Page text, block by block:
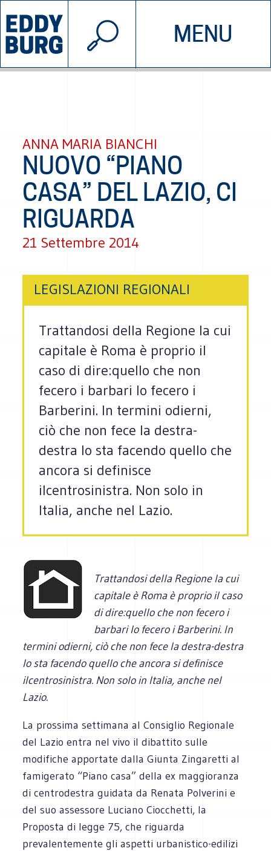
MENU
INIZIATIVE CHI SIAMO
© 2026 EDDYBURG
ANNA MARIA BIANCHI
NUOVO “PIANO
CASA” DEL LAZIO, CI
RIGUARDA
21 Settembre 2014
LEGISLAZIONI REGIONALI
Trattandosi della Regione la cui
capitale è Roma è proprio il
caso di dire:quello che non
fecero i barbari lo fecero i
Barberini. In termini odierni,
ciò che non fece la destra-
destra lo sta facendo quello che
ancora si definisce
ilcentrosinistra. Non solo in
Italia, anche nel Lazio.
Trattandosi della Regione la cui
capitale è Roma è proprio il caso
di dire:quello che non fecero i
barbari lo fecero i Barberini. In
termini odierni, ciò che non fece la destra-destra
lo sta facendo quello che ancora si definisce
ilcentrosinistra. Non solo in Italia, anche nel
Lazio.
La prossima settimana al Consiglio Regionale
del Lazio entra nel vivo il dibattito sulle
modifiche apportate dalla Giunta Zingaretti al
famigerato “Piano casa” della ex maggioranza
di centrodestra guidata da Renata Polverini e
del suo assessore Luciano Ciocchetti, la
Proposta di legge 75, che riguarda
prevalentemente gli aspetti urbanistico-edilizi